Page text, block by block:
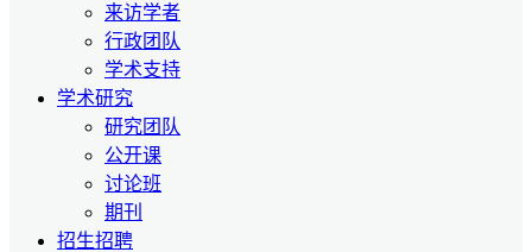
来访学者
行政团队
学术支持
学术研究
研究团队
公开课
讨论班
期刊
招生招聘